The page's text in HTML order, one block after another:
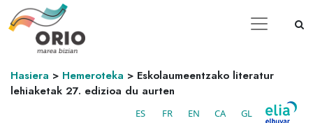
Hasiera > Hemeroteka > Eskolaumeentzako literatur
lehiaketak 27. edizioa du aurten
ES FR EN CA GL